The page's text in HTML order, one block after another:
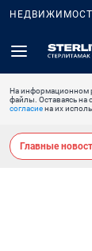
На информационном
файлы. Оставаясь на
согласиена их
Главные